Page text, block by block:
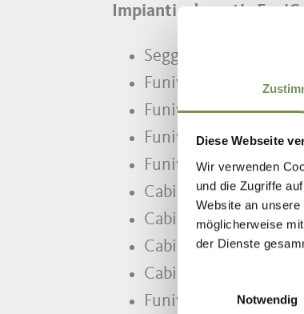
Diese Webseite
Wir verwenden
und die Zugriffe
Website an
möglicherweise
der Dienste
Notwendig
Impianti aderenti -
Seggiovia Oberkirn-
Funivie Hirzer
Funivie Hirzer
Funivia Merano 2000
Funivia Merano
Cabinovia Falzeben
Cabinovia Naifoch
Cabinovia Mittager
Cabinovia Grünboden
Funivia Schwemmalm